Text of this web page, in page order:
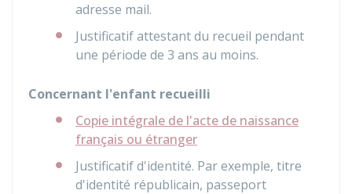
adresse mail.
Justificatif attestant du recueil pendant
une période de 3 ans au moins.
Concernant l'enfant recueilli
Copie intégrale de l'acte de naissance
français ou étranger
Justificatif d'identité. Par exemple, titre
d'identité républicain, passeport